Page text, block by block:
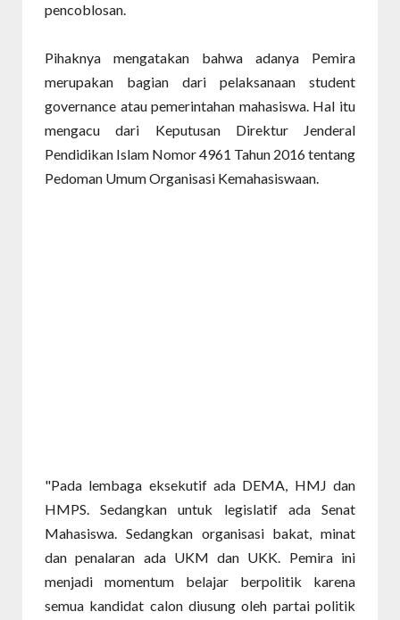
pencoblosan.
Pihaknya mengatakan bahwa adanya Pemira
merupakan bagian dari pelaksanaan student
governance atau pemerintahan mahasiswa. Hal itu
mengacu dari Keputusan Direktur Jenderal
Pendidikan Islam Nomor 4961 Tahun 2016 tentang
Pedoman Umum Organisasi Kemahasiswaan.
"Pada lembaga eksekutif ada DEMA, HMJ dan
HMPS. Sedangkan untuk legislatif ada Senat
Mahasiswa. Sedangkan organisasi bakat, minat
dan penalaran ada UKM dan UKK. Pemira ini
menjadi momentum belajar berpolitik karena
semua kandidat calon diusung oleh partai politik